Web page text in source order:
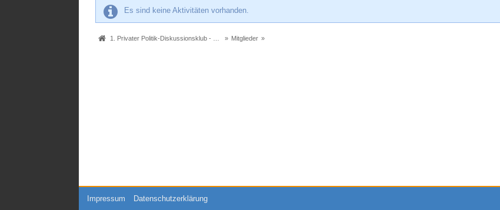
Es sind keine Aktivitäten vorhanden.
1. Privater Politik-Diskussionsklub - Das Original seit 2005 » Mitglieder »
Impressum Datenschutzerklärung